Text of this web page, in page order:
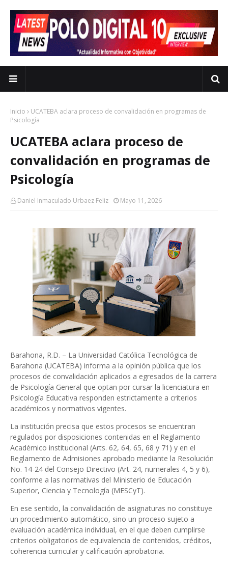
Inicio
UCATEBA aclara proceso de convalidación en programas de
Psicología
UCATEBA aclara proceso de
convalidación en programas de
Psicología
Daniel Inmaculado Urbaez Feliz Mayo 11, 2026
Barahona, R.D. – La Universidad Católica Tecnológica de
Barahona (UCATEBA) informa a la opinión pública que los
procesos de convalidación aplicados a egresados de la carrera
de Psicología General que optan por cursar la licenciatura en
Psicología Educativa responden estrictamente a criterios
académicos y normativos vigentes.
La institución precisa que estos procesos se encuentran
regulados por disposiciones contenidas en el Reglamento
Académico institucional (Arts. 62, 64, 65, 68 y 71) y en el
Reglamento de Admisiones aprobado mediante la Resolución
No. 14-24 del Consejo Directivo (Art. 24, numerales 4, 5 y 6),
conforme a las normativas del Ministerio de Educación
Superior, Ciencia y Tecnología (MESCyT).
En ese sentido, la convalidación de asignaturas no constituye
un procedimiento automático, sino un proceso sujeto a
evaluación académica individual, en el que deben cumplirse
criterios obligatorios de equivalencia de contenidos, créditos,
coherencia curricular y calificación aprobatoria.